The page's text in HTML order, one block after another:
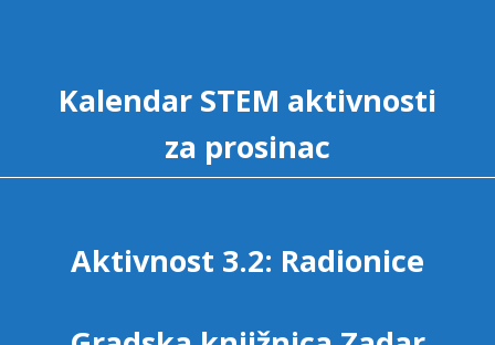
Kalendar STEM aktivnosti
za prosinac
Aktivnost 3.2: Radionice